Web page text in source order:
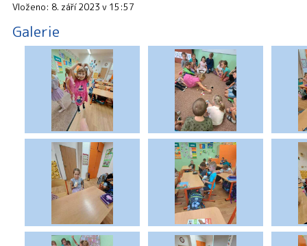
Vloženo: 8. září 2023 v 15:57
Galerie